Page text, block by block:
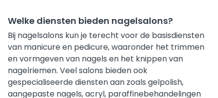
Welke diensten bieden nagelsalons?
Bij nagelsalons kun je terecht voor de basisdiensten
van manicure en pedicure, waaronder het trimmen
en vormgeven van nagels en het knippen van
nagelriemen. Veel salons bieden ook
gespecialiseerde diensten aan zoals gelpolish,
aangepaste nagels, acryl, paraffinebehandelingen